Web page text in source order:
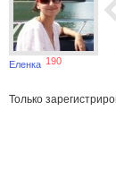
Еленка 190
Только